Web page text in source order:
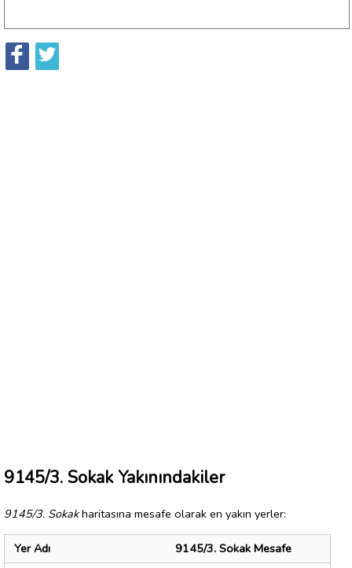
9145/3. Sokak Yakınındakiler
9145/3. Sokakharitasına mesafe olarak en yakın yerler:
Yer Adı
9145/3. Sokak Mesafe